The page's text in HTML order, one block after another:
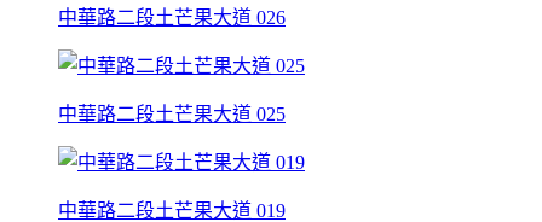
中華路二段土芒果大道 026
中華路二段土芒果大道 025
中華路二段土芒果大道 019